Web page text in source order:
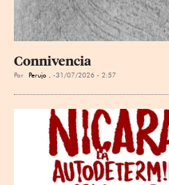
Connivencia
Por Perujo . 31/07/2026 - 2:57